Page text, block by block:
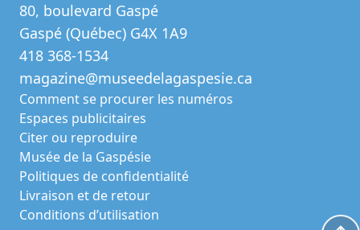
80, boulevard Gaspé
Gaspé (Québec) G4X 1A9
418 368-1534
magazine@museedelagaspesie.ca
Comment se procurer les numéros
Espaces publicitaires
Citer ou reproduire
Musée de la Gaspésie
Politiques de confidentialité
Livraison et de retour
Conditions d’utilisation